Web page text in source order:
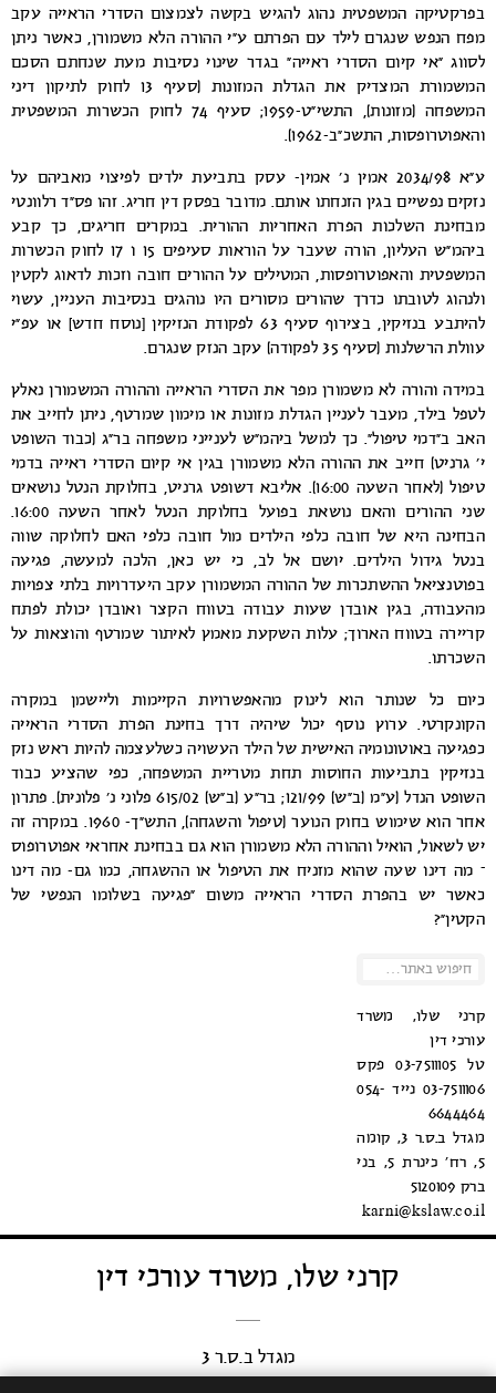
בפרקטיקה המשפטית נהוג להגיש בקשה לצמצום הסדרי הראייה עקב
מפח הנפש שנגרם לילד עם הפרתם ע”י ההורה הלא משמורן, כאשר ניתן
לסווג “אי קיום הסדרי ראייה” בגדר שינוי נסיבות מעת שנחתם הסכם
המשמורת המצדיק את הגדלת המזונות (סעיף 13 לחוק לתיקון דיני
המשפחה (מזונות), התשי”ט-1959; סעיף 74 לחוק הכשרות המשפטית
והאפוטרופסות, התשכ”ב-1962).
ע”א 2034/98 אמין נ’ אמין- עסק בתביעת ילדים לפיצוי מאביהם על
נזקים נפשיים בגין הזנחתו אותם. מדובר בפסק דין חריג. זהו פס”ד רלוונטי
מבחינת השלכות הפרת האחריות ההורית. במקרים חריגים, כך קבע
ביהמ”ש העליון, הורה שעבר על הוראות סעיפים 15 ו 17 לחוק הכשרות
המשפטית והאפוטרופסות, המטילים על ההורים חובה וזכות לדאוג לקטין
ולנהוג לטובתו כדרך שהורים מסורים היו נוהגים בנסיבות העניין, עשוי
להיתבע בנזיקין, בצירוף סעיף 63 לפקודת הנזיקין [נוסח חדש] או עפ”י
עוולת הרשלנות (סעיף 35 לפקודה) עקב הנזק שנגרם.
במידה והורה לא משמורן מפר את הסדרי הראייה וההורה המשמורן נאלץ
לטפל בילד, מעבר לעניין הגדלת מזונות או מימון שמרטף, ניתן לחייב את
האב ב”דמי טיפול”. כך למשל ביהמ”ש לענייני משפחה בר”ג (כבוד השופט
י’ גרניט) חייב את ההורה הלא משמורן בגין אי קיום הסדרי ראייה בדמי
טיפול (לאחר השעה 16:00). אליבא דשופט גרניט, בחלוקת הנטל נושאים
שני ההורים והאם נושאת בפועל בחלוקת הנטל לאחר השעה 16:00.
הבחינה היא של חובה כלפי הילדים מול חובה כלפי האם לחלוקה שווה
בנטל גידול הילדים. יושם אל לב, כי יש כאן, הלכה למעשה, פגיעה
בפוטנציאל ההשתכרות של ההורה המשמורן עקב היעדרויות בלתי צפויות
מהעבודה, בגין אובדן שעות עבודה בטווח הקצר ואובדן יכולת לפתח
קריירה בטווח הארוך; עלות השקעת מאמץ לאיתור שמרטף והוצאות על
השכרתו.
כיום כל שנותר הוא לינוק מהאפשרויות הקיימות וליישמן במקרה
הקונקרטי. ערוץ נוסף יכול שיהיה דרך בחינת הפרת הסדרי הראייה
כפגיעה באוטונומיה האישית של הילד העשויה כשלעצמה להיות ראש נזק
בנזיקין בתביעות החוסות תחת מטריית המשפחה, כפי שהציע כבוד
השופט הנדל (ע”מ (ב”ש) 121/99; בר”ע (ב”ש) 615/02 פלוני נ’ פלונית). פתרון
אחר הוא שימוש בחוק הנוער (טיפול והשגחה), התש”ך- 1960. במקרה זה
יש לשאול, הואיל וההורה הלא משמורן הוא גם בבחינת אחראי אפוטרופוס
– מה דינו שעה שהוא מזניח את הטיפול או ההשגחה, כמו גם- מה דינו
כאשר יש בהפרת הסדרי הראייה משום “פגיעה בשלומו הנפשי של
הקטין”?
קרני שלו, משרד
עורכי דין
טל 03-7511105 פקס
03-7511106 נייד 054-
6644464
מגדל ב.ס.ר 3, קומה
5, רח’ כינרת 5, בני
ברק 5120109
karni@kslaw.co.il
קרני שלו, משרד עורכי דין
מגדל ב.ס.ר 3